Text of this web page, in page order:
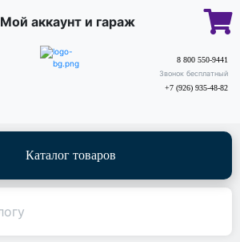
Мой аккаунт и гараж
8 800 550-9441
Звонок бесплатный
+7 (926) 935-48-82
Каталог товаров